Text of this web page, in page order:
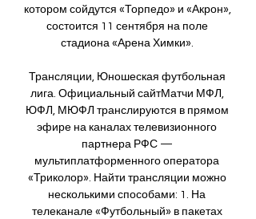
котором сойдутся «Торпедо» и «Акрон»,
состоится 11 сентября на поле
стадиона «Арена Химки».
Трансляции, Юношеская футбольная
лига. Официальный сайтМатчи МФЛ,
ЮФЛ, МЮФЛ транслируются в прямом
эфире на каналах телевизионного
партнера РФС —
мультиплатформенного оператора
«Триколор». Найти трансляции можно
несколькими способами: 1. На
телеканале «Футбольный» в пакетах